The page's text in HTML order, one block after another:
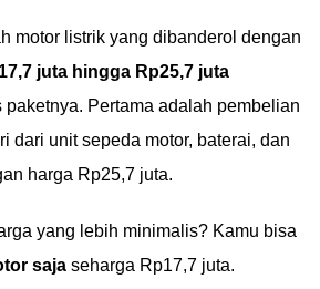
motor listrik yang dibanderol dengan
juta hingga Rp25,7 juta
Pertama adalah pembelian
dari unit sepeda motor, baterai, dan
harga Rp25,7 juta.
yang lebih minimalis? Kamu bisa
saja seharga Rp17,7 juta.